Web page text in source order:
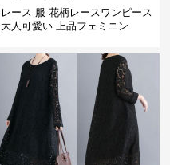
レース 服 花柄レースワンピース
大人可愛い 上品フェミニン